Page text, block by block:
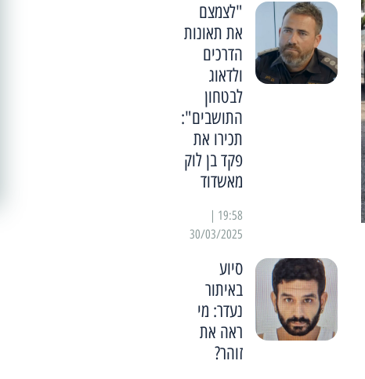
"לצמצם
את תאונות
הדרכים
ולדאוג
לבטחון
התושבים":
תכירו את
פקד בן לוק
מאשדוד
30/03/2025
סיוע
באיתור
נעדר: מי
ראה את
זוהר?